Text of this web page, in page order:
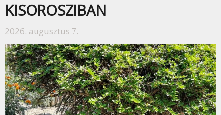
KISOROSZIBAN
2026. augusztus 7.